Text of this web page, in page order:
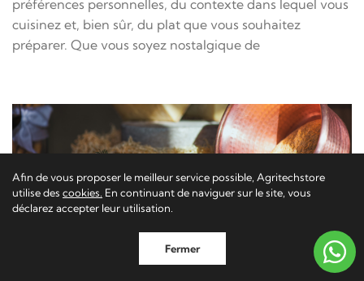
préférences personnelles, du contexte dans lequel vous
cuisinez et, bien sûr, du plat que vous souhaitez
préparer. Que vous soyez nostalgique de
Afin de vous proposer le meilleur service possible, Agritechstore
utilise des cookies. En continuant de naviguer sur le site, vous
déclarez accepter leur utilisation.
Fermer